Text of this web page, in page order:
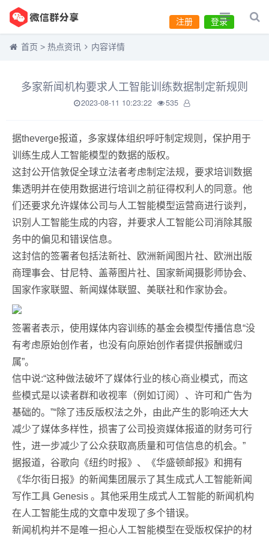
登录
注册
首页 > 热点资讯 内容详情
多家新闻机构要求人工智能训练数据制定新规则
2023-08-11 10:23:22 535
据theverge报道，多家媒体组织呼吁制定规则，保护用于
训练生成人工智能模型的数据的版权。
这封公开信敦促全球立法者考虑制定法规，要求培训数据
集透明并在使用数据进行培训之前征得权利人的同意。他
们还要求允许媒体公司与人工智能模型运营商进行谈判，
识别人工智能生成的内容，并要求人工智能公司消除其服
务中的偏见和错误信息。
这封信的签署者包括法新社、欧洲新闻图片社、欧洲出版
商理事会、甘尼特、盖蒂图片社、国家新闻摄影师协会、
国家作家联盟、新闻媒体联盟、美联社和作家协会。
签署者表示，使用媒体内容训练的基金会模型传播信息“没
有考虑原始创作者，也没有向原始创作者提供报酬或归
属”。
信中说:“这种做法破坏了媒体行业的核心商业模式，而这
些模式是以读者群和收视率（例如订阅）、许可和广告为
基础的。”“除了违反版权法之外，由此产生的影响还大大
减少了媒体多样性，损害了公司投资媒体报道的财务可行
性，进一步减少了公众获取高质量和可信信息的机会。”
据报道，谷歌向《纽约时报》、《华盛顿邮报》和拥有
《华尔街日报》的新闻集团展示了其生成式人工智能新闻
写作工具 Genesis 。其他采用生成式人工智能的新闻机构
在人工智能生成的文章中发现了多个错误。
新闻机构并不是唯一担心人工智能模型在受版权保护的材